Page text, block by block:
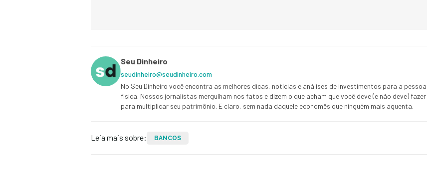
Seu Dinheiro
seudinheiro@seudinheiro.com
No Seu Dinheiro você encontra as melhores dicas, notícias e análises de investimentos para a pessoa
física. Nossos jornalistas mergulham nos fatos e dizem o que acham que você deve (e não deve) fazer
para multiplicar seu patrimônio. E claro, sem nada daquele economês que ninguém mais aguenta.
Leia mais sobre: BANCOS